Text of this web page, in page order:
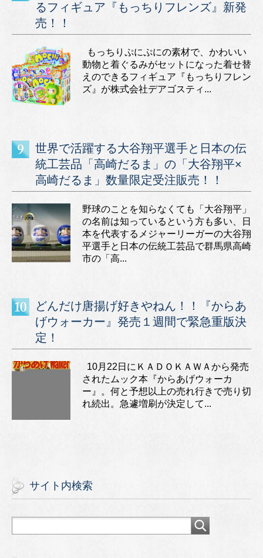
るフィギュア『もっちりフレンズ』新発
売！！
もっちりぷにぷにの素材で、かわいい
動物と着ぐるみがセットになった着せ替
えのできるフィギュア『もっちりフレン
ズ』が株式会社デアゴスティ...
世界で活躍する大谷翔平選手と日本の伝
統工芸品「高崎だるま」の「大谷翔平×
高崎だるま」数量限定受注販売！！
野球のことを知らなくても「大谷翔平」
の名前は知っているという方も多い、日
本を代表するメジャーリーガーの大谷翔
平選手と日本の伝統工芸品で群馬県高崎
市の「高...
どんだけ唐揚げ好きやねん！！『からあ
げウォーカー』発売１週間で緊急重版決
定！
10月22日にＫＡＤＯＫＡＷＡから発売
されたムック本『からあげウォーカ
ー』。何と予想以上の売れ行きで売り切
れ続出。急遽増刷が決定して...
サイト内検索